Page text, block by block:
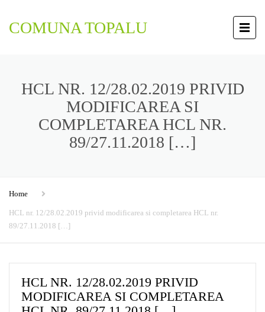
COMUNA TOPALU
HCL NR. 12/28.02.2019 PRIVID
MODIFICAREA SI
COMPLETAREA HCL NR.
89/27.11.2018 […]
Home
HCL nr. 12/28.02.2019 privid modificarea si completarea HCL nr.
89/27.11.2018 […]
HCL NR. 12/28.02.2019 PRIVID
MODIFICAREA SI COMPLETAREA